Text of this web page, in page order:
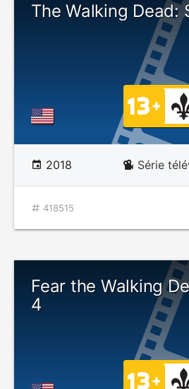
The Walking Dead:
2018 Série
418515
Fear the Walking
4